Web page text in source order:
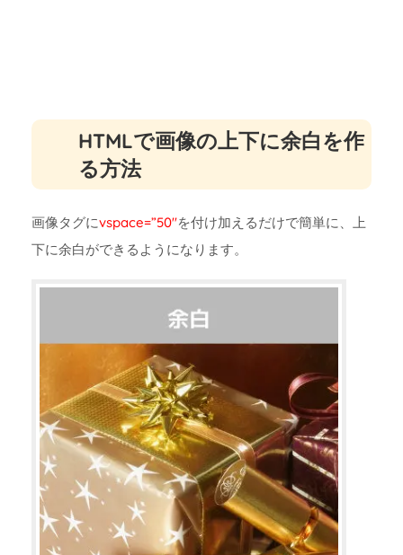
HTMLで画像の上下に余白を作
る方法
画像タグにvspace=”50″を付け加えるだけで簡単に、上
下に余白ができるようになります。